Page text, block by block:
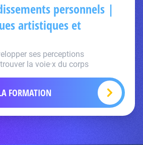
personnels |
artistiques et
ses perceptions
la voie·x du corps
FORMATION